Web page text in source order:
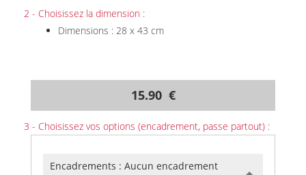
2 - Choisissez la dimension :
Dimensions : 28 x 43 cm
15.90 €
3 - Choisissez vos options (encadrement, passe partout) :
Encadrements : Aucun encadrement